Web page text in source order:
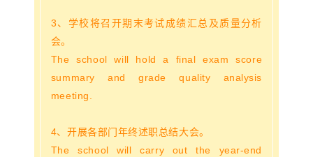
3、学校将召开期末考试成绩汇总及质量分析
会。
The school will hold a final exam score
summary and grade quality analysis
meeting.
4、开展各部门年终述职总结大会。
The school will carry out the year-end